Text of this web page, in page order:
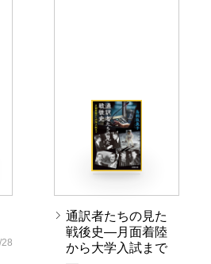
通訳者たちの見た
戦後史―月面着陸
から大学入試まで